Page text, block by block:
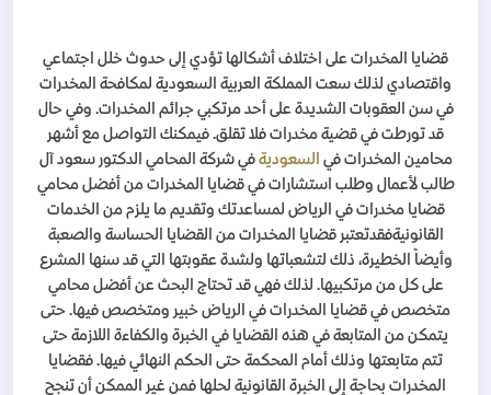
قضايا المخدرات على اختلاف أشكالها تؤدي إلى حدوث خلل اجتماعي
واقتصادي لذلك سعت المملكة العربية السعودية لمكافحة المخدرات
في سن العقوبات الشديدة على أحد مرتكبي جرائم المخدرات. وفي حال
قد تورطت في قضية مخدرات فلا تقلق. فيمكنك التواصل مع أشهر
محامين المخدرات في السعوديةفي شركة المحامي الدكتور سعود آل
طالب لأعمال وطلب استشارات في قضايا المخدرات من أفضل محامي
قضايا مخدرات في الرياض لمساعدتك وتقديم ما يلزم من الخدمات
القانونيةفقدتعتبر قضايا المخدرات من القضايا الحساسة والصعبة
وأيضاً الخطيرة، ذلك لتشعباتها ولشدة عقوبتها التي قد سنها المشرع
على كل من مرتكبيها. لذلك فهي قد تحتاج البحث عن أفضل محامي
متخصص في قضايا المخدرات في الرياض خبير ومتخصص فيها. حتى
يتمكن من المتابعة في هذه القضايا في الخبرة والكفاءة اللازمة حتى
تتم متابعتها وذلك أمام المحكمة حتى الحكم النهائي فيها. فقضايا
المخدرات بحاجة إلى الخبرة القانونية لحلها فمن غير الممكن أن تنجح